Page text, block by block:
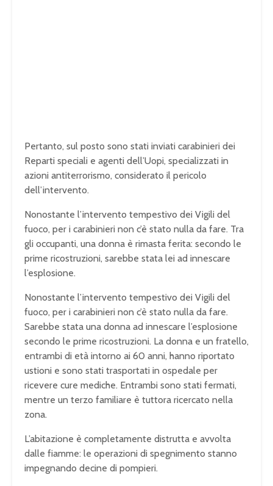
Pertanto, sul posto sono stati inviati carabinieri dei
Reparti speciali e agenti dell’Uopi, specializzati in
azioni antiterrorismo, considerato il pericolo
dell’intervento.
Nonostante l’intervento tempestivo dei Vigili del
fuoco, per i carabinieri non c’è stato nulla da fare. Tra
gli occupanti, una donna è rimasta ferita: secondo le
prime ricostruzioni, sarebbe stata lei ad innescare
l’esplosione.
Nonostante l’intervento tempestivo dei Vigili del
fuoco, per i carabinieri non c’è stato nulla da fare.
Sarebbe stata una donna ad innescare l’esplosione
secondo le prime ricostruzioni. La donna e un fratello,
entrambi di età intorno ai 60 anni, hanno riportato
ustioni e sono stati trasportati in ospedale per
ricevere cure mediche. Entrambi sono stati fermati,
mentre un terzo familiare è tuttora ricercato nella
zona.
L’abitazione è completamente distrutta e avvolta
dalle fiamme: le operazioni di spegnimento stanno
impegnando decine di pompieri.